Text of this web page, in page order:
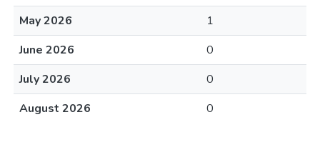
May 2026
1
June 2026
0
July 2026
0
August 2026
0